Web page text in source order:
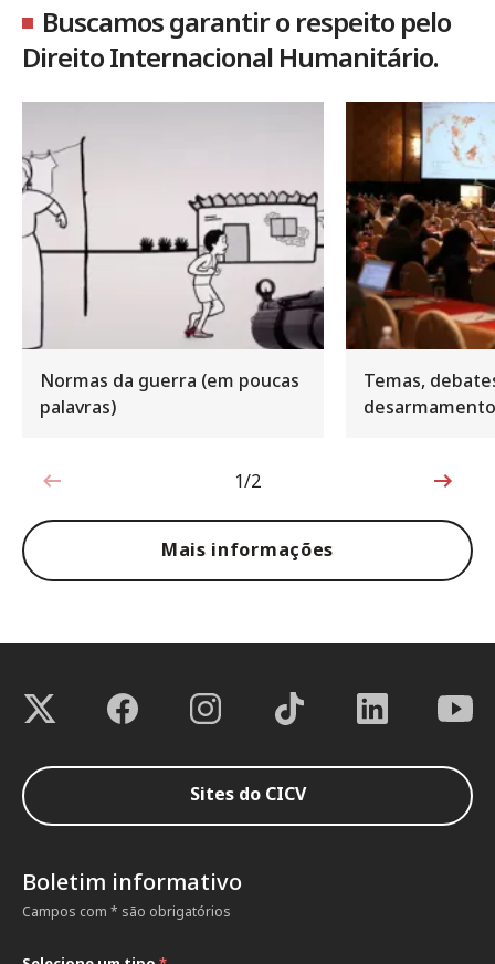
Buscamos garantir o respeito pelo
Direito Internacional Humanitário.
Normas da guerra (em poucas
palavras)
Temas,
desarmamento
1 de 2
1/2
Mais informações
Sites do CICV
Boletim informativo
Campos com * são obrigatórios